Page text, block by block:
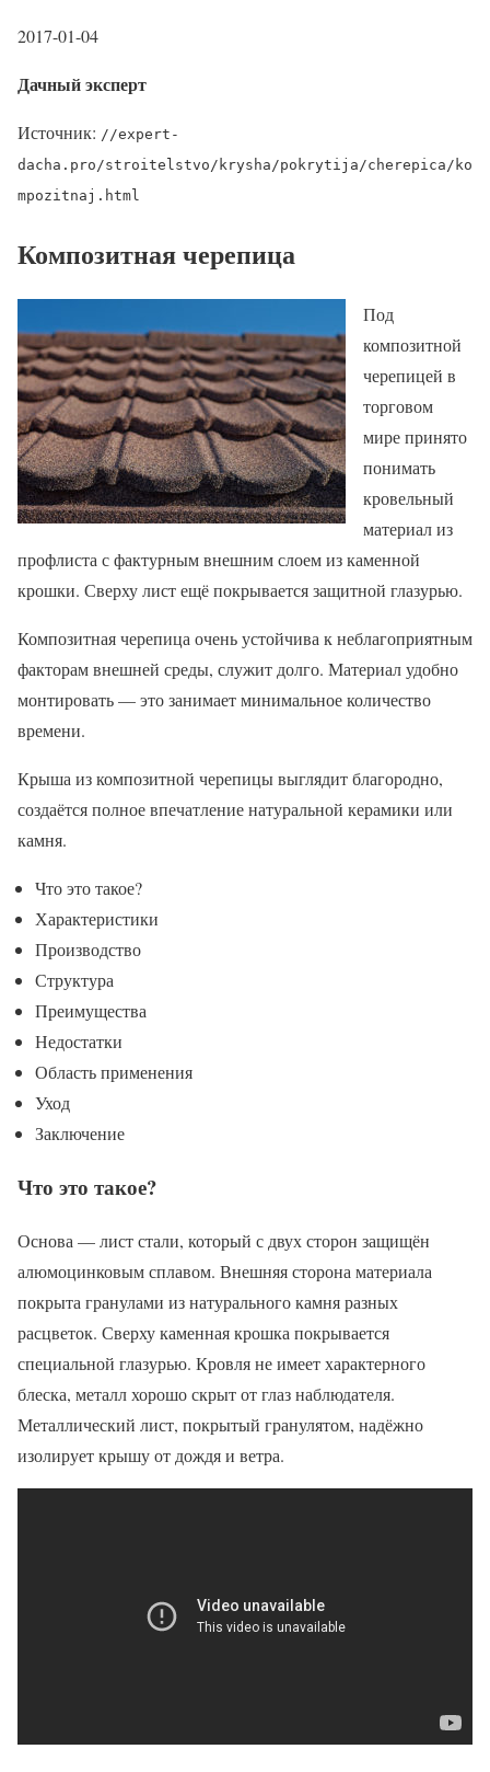
2017-01-04
Дачный эксперт
Источник: //expert-
dacha.pro/stroitelstvo/krysha/pokrytija/cherepica/ko
mpozitnaj.html
Композитная черепица
Под
композитной
черепицей в
торговом
мире принято
понимать
кровельный
материал из
профлиста с фактурным внешним слоем из каменной
крошки. Сверху лист ещё покрывается защитной глазурью.
Композитная черепица очень устойчива к неблагоприятным
факторам внешней среды, служит долго. Материал удобно
монтировать — это занимает минимальное количество
времени.
Крыша из композитной черепицы выглядит благородно,
создаётся полное впечатление натуральной керамики или
камня.
Что это такое?
Характеристики
Производство
Структура
Преимущества
Недостатки
Область применения
Уход
Заключение
Что это такое?
Основа — лист стали, который с двух сторон защищён
алюмоцинковым сплавом. Внешняя сторона материала
покрыта гранулами из натурального камня разных
расцветок. Сверху каменная крошка покрывается
специальной глазурью. Кровля не имеет характерного
блеска, металл хорошо скрыт от глаз наблюдателя.
Металлический лист, покрытый гранулятом, надёжно
изолирует крышу от дождя и ветра.